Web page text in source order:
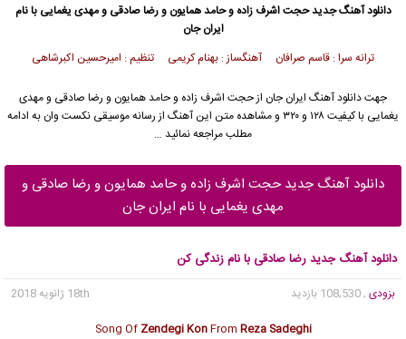
دانلود آهنگ جدیدحجت اشرف زاده وحامد همایون و رضا صادقی و مهدی یغمایی با نام
ایران جان
ترانه سرا : قاسم صرافان آهنگساز : بهنام کریمی تنظیم : امیرحسین اکبرشاهی
جهت دانلود آهنگ ایران جان ازحجت اشرف زاده وحامد همایون و رضا صادقی ومهدی
یغمایی
با کیفیت ۱۲۸ و ۳۲۰ و مشاهده متن این آهنگ از رسانه موسیقی نکست وان به ادامه
مطلب مراجعه نمائید …
دانلود آهنگ جدید حجت اشرف زاده و حامد همایون و رضا صادقی و
مهدی یغمایی با نام ایران جان
دانلود آهنگ جدید رضا صادقی با نام زندگی کن
بزودی , 108,530 بازدید
18th ژانویه 2018
Song Of Zendegi KonFrom Reza Sadeghi